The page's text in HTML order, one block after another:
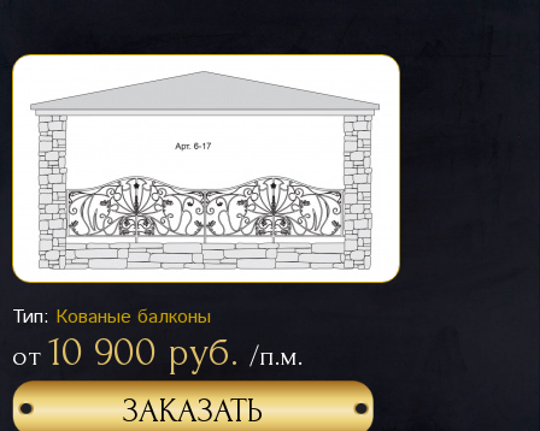
Тип: Кованые балконы
от 10 900 руб. /п.м.
ЗАКАЗАТЬ